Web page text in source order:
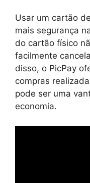
Usar um cartão
mais segurança
do cartão físico
facilmente
disso, o PicPay
compras
pode ser uma
economia.